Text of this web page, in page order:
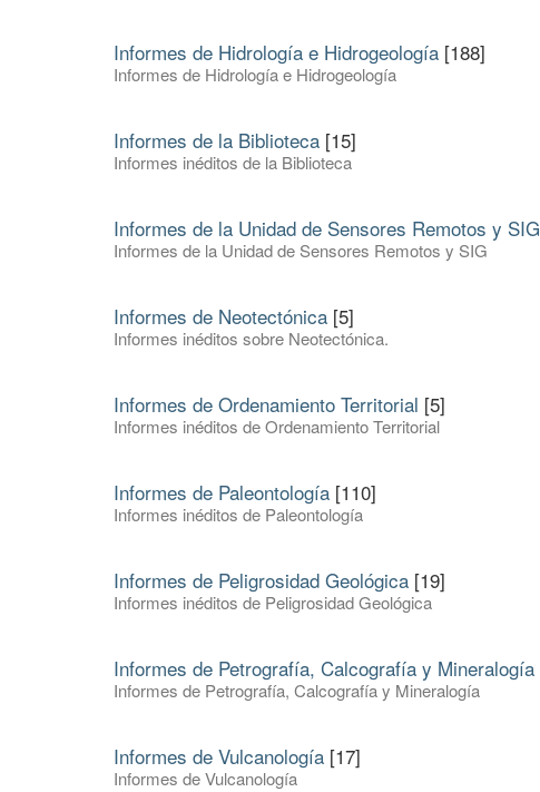
Informes de Hidrología e Hidrogeología [188]
Informes de Hidrología e Hidrogeología
Informes de la Biblioteca [15]
Informes inéditos de la Biblioteca
Informes de la Unidad de Sensores Remotos y SIG
Informes de la Unidad de Sensores Remotos y SIG
Informes de Neotectónica [5]
Informes inéditos sobre Neotectónica.
Informes de Ordenamiento Territorial [5]
Informes inéditos de Ordenamiento Territorial
Informes de Paleontología [110]
Informes inéditos de Paleontología
Informes de Peligrosidad Geológica [19]
Informes inéditos de Peligrosidad Geológica
Informes de Petrografía, Calcografía y Mineralogía
Informes de Petrografía, Calcografía y Mineralogía
Informes de Vulcanología [17]
Informes de Vulcanología